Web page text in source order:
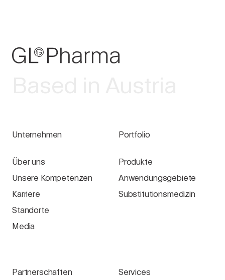
Unternehmen
Über uns
Unsere Kompetenzen
Karriere
Standorte
Media
Portfolio
Produkte
Anwendungsgebiete
Substitutionsmedizin
Partnerschaften Services